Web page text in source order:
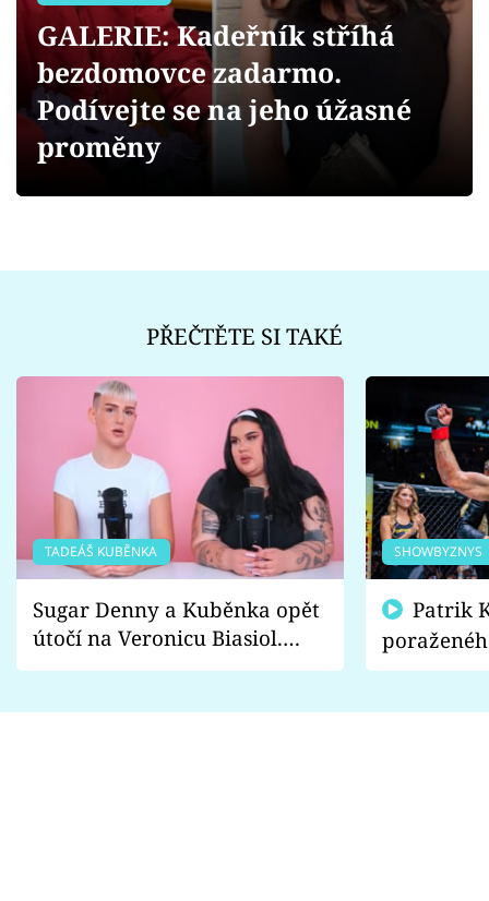
Videa
Sledujte prima+
GALERIE: Kadeřník stříhá
bezdomovce zadarmo.
Podívejte se na jeho úžasné
proměny
PŘEČTĚTE SI TAKÉ
TADEÁŠ KUBĚNKA
Sugar Denny a Kuběnka opět
útočí na Veronicu Biasiol.
Proč je podle nich falešná a
SHOWBYZNYS
fanoušci